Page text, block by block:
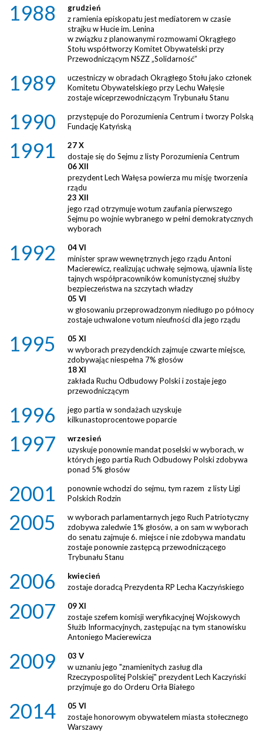
1988
grudzień
z ramienia episkopatu jest mediatorem w czasie
strajku w Hucie im. Lenina
w związku z planowanymi rozmowami Okrągłego
Stołu współtworzy Komitet Obywatelski przy
Przewodniczącym NSZZ „Solidarność”
1989
uczestniczy w obradach Okrągłego Stołu jako członek
Komitetu Obywatelskiego przy Lechu Wałęsie
zostaje wiceprzewodniczącym Trybunału Stanu
1990
przystępuje do Porozumienia Centrum i tworzy Polską
Fundację Katyńską
1991
27 X
dostaje się do Sejmu z listy Porozumienia Centrum
06 XII
prezydent Lech Wałęsa powierza mu misję tworzenia
rządu
23 XII
jego rząd otrzymuje wotum zaufania pierwszego
Sejmu po wojnie wybranego w pełni demokratycznych
wyborach
1992
04 VI
minister spraw wewnętrznych jego rządu Antoni
Macierewicz, realizując uchwałę sejmową, ujawnia listę
tajnych współpracowników komunistycznej służby
bezpieczeństwa na szczytach władzy
05 VI
w głosowaniu przeprowadzonym niedługo po północy
zostaje uchwalone votum nieufności dla jego rządu
1995
05 XI
w wyborach prezydenckich zajmuje czwarte miejsce,
zdobywając niespełna 7% głosów
18 XI
zakłada Ruchu Odbudowy Polski i zostaje jego
przewodniczącym
1996
jego partia w sondażach uzyskuje
kilkunastoprocentowe poparcie
1997
wrzesień
uzyskuje ponownie mandat poselski w wyborach, w
których jego partia Ruch Odbudowy Polski zdobywa
ponad 5% głosów
2001
ponownie wchodzi do sejmu, tym razem z listy Ligi
Polskich Rodzin
2005
w wyborach parlamentarnych jego Ruch Patriotyczny
zdobywa zaledwie 1% głosów, a on sam w wyborach
do senatu zajmuje 6. miejsce i nie zdobywa mandatu
zostaje ponownie zastępcą przewodniczącego
Trybunału Stanu
2006
kwiecień
zostaje doradcą Prezydenta RP Lecha Kaczyńskiego
2007
09 XI
zostaje szefem komisji weryfikacyjnej Wojskowych
Służb Informacyjnych, zastępując na tym stanowisku
Antoniego Macierewicza
2009
03 V
w uznaniu jego "znamienitych zasług dla
Rzeczypospolitej Polskiej" prezydent Lech Kaczyński
przyjmuje go do Orderu Orła Białego
2014
05 VI
zostaje honorowym obywatelem miasta stołecznego
Warszawy